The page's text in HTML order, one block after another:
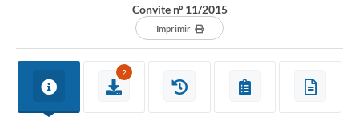
Diário Oficial
Conselhos
Convite nº 11/2015
Imprimir
2